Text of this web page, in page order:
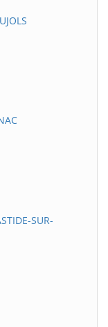
SUR-